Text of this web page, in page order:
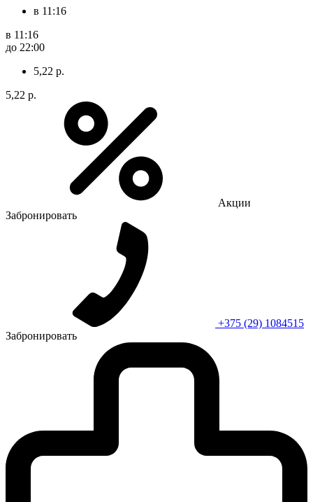
в 11:16
в 11:16
до 22:00
5,22 р.
5,22 р.
Акции
Забронировать
+375 (29) 1084515
Забронировать